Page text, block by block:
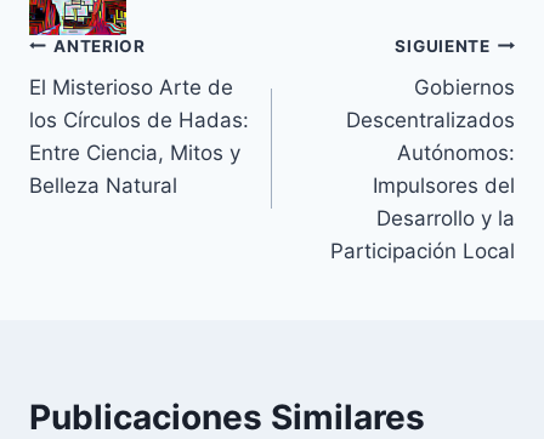
Navegación
de
entradas
ANTERIOR
El Misterioso Arte de
los Círculos de Hadas:
Entre Ciencia, Mitos y
Belleza Natural
SIGUIENTE
Gobiernos
Descentralizados
Autónomos:
Impulsores del
Desarrollo y la
Participación Local
Publicaciones Similares